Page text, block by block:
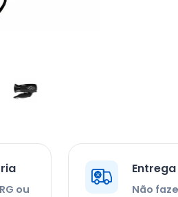
ou
Não